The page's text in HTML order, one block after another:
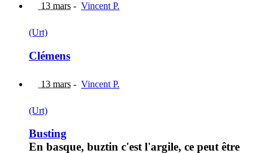
13 mars - Vincent P.
(Urt)
Clémens
13 mars - Vincent P.
(Urt)
Busting
En basque, buztin c'est l'argile, ce peut être